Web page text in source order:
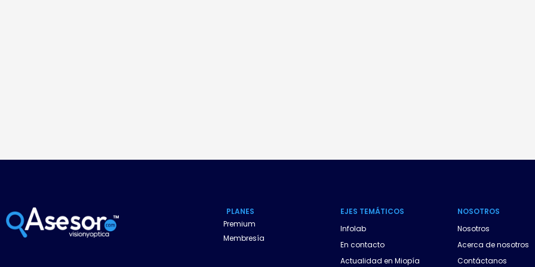
PLANES
Premium
Membresía
EJES.TEMÁTICOS
Infolab
En contacto
Actualidad en Miopía
NOSOTROS
Nosotros
Acerca de nosotros
Contáctanos